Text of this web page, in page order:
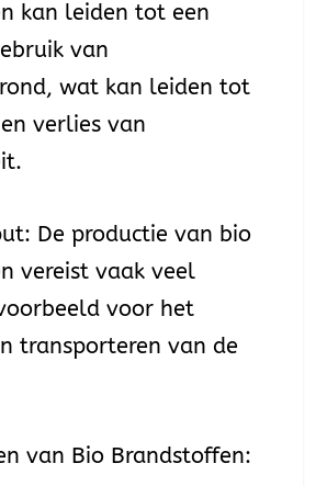
kan leiden tot een
van
wat kan leiden tot
verlies van
De productie van bio
vereist vaak veel
voor het
transporteren van de
van Bio Brandstoffen: